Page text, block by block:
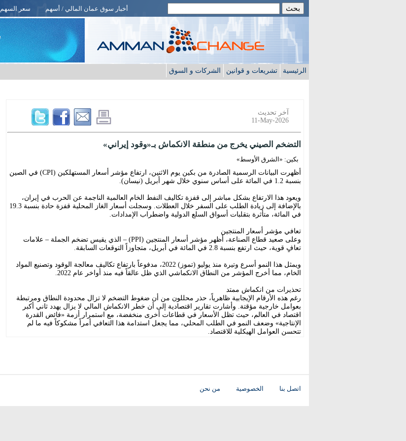
أخبار سوق عمان المالي / أسهم سعر السهم
الرئيسية تشريعات و قوانين الشركات و السوق
آخر تحديث
11-May-2026
التضخم الصيني يخرج من منطقة الانكماش بـ«وقود إيراني»
بكين: «الشرق الأوسط»
أظهرت البيانات الرسمية الصادرة من بكين يوم الاثنين، ارتفاع مؤشر أسعار المستهلكين (CPI) في الصين
بنسبة 1.2 في المائة على أساس سنوي خلال شهر أبريل (نيسان).
ويعود هذا الارتفاع بشكل مباشر إلى قفزة تكاليف النفط الخام العالمية الناجمة عن الحرب في إيران،
بالإضافة إلى زيادة الطلب على السفر خلال العطلات. وسجلت أسعار الغاز المحلية قفزة حادة بنسبة 19.3
في المائة، متأثرة بتقلبات أسواق السلع الدولية واضطراب الإمدادات.
تعافي مؤشر أسعار المنتجين
وعلى صعيد قطاع الصناعة، أظهر مؤشر أسعار المنتجين (PPI) – الذي يقيس تضخم الجملة – علامات
تعافٍ قوية، حيث ارتفع بنسبة 2.8 في المائة في أبريل، متجاوزاً التوقعات السابقة.
ويمثل هذا النمو أسرع وتيرة منذ يوليو (تموز) 2022، مدفوعاً بارتفاع تكاليف معالجة الوقود وتصنيع المواد
الخام، مما أخرج المؤشر من النطاق الانكماشي الذي ظل عالقاً فيه منذ أواخر عام 2022.
تحذيرات من انكماش ممتد
رغم هذه الأرقام الإيجابية ظاهرياً، حذر محللون من أن ضغوط التضخم لا تزال محدودة النطاق ومرتبطة
بعوامل خارجية مؤقتة. وأشارت تقارير اقتصادية إلى أن خطر الانكماش المالي لا يزال يهدد ثاني أكبر
اقتصاد في العالم، حيث تظل الأسعار في قطاعات أخرى منخفضة، مع استمرار أزمة «فائض القدرة
الإنتاجية» وضعف النمو في الطلب المحلي، مما يجعل استدامة هذا التعافي أمراً مشكوكاً فيه ما لم
تتحسن العوامل الهيكلية للاقتصاد.
اتصل بنا الخصوصية من نحن